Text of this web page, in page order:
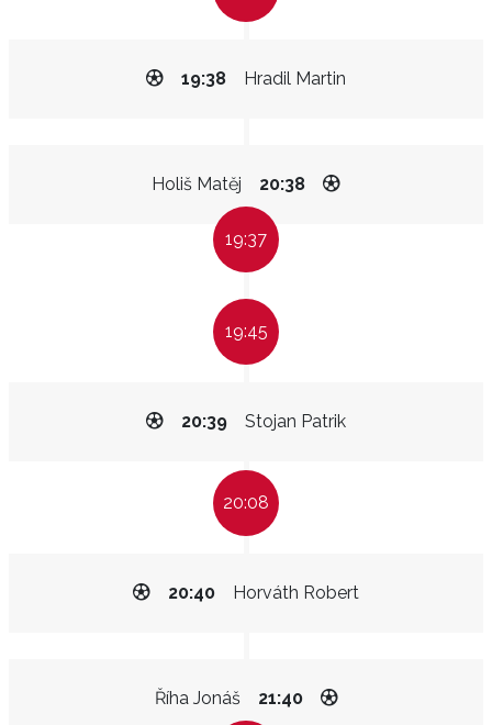
Hradil Martin
19:38
Holiš Matěj 20:38
19:37
19:45
Stojan Patrik
20:39
20:08
Horváth Robert
20:40
Říha Jonáš 21:40